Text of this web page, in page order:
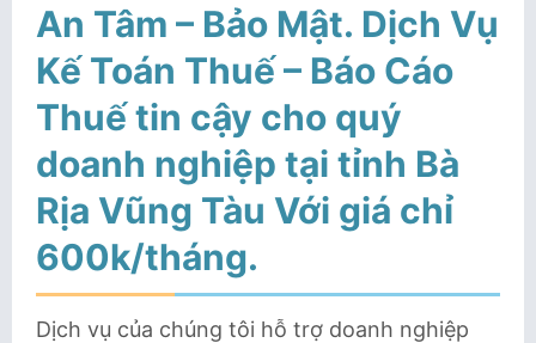
An Tâm – Bảo Mật. Dịch Vụ
Kế Toán Thuế – Báo Cáo
Thuế tin cậy cho quý
doanh nghiệp tại tỉnh Bà
Rịa Vũng Tàu Với giá chỉ
600k/tháng.
Dịch vụ của chúng tôi hỗ trợ doanh nghiệp